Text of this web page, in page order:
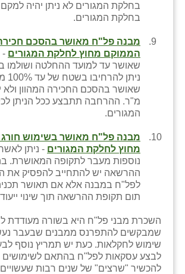
בחלקת המגורים לא ניתן יהיה
בחלקת המגורים.
מבנה פל"ח מאושר בהסכם חכירה
הממוקם מחוץ לחלקת המגורים -
שאושר עד למועד ההחלטה ושולמו
מ"ר. ההרחבה תתבצע ככל הניתן
המגורים.
מבנה פל"ח מאושר בשימוש
מחוץ לחלקת המגורים
נוספות מעבר לתקופה המאושרת.
ההרשאה יש להתחייב להפסיק את
לפל"ח במבנה אלא אם תאושר
תום תקופת ההרשאה תוך שינוי
השכרת מבני פל"ח היא בשורה מעודדת
שמבקשים להתפרנס ממבנים שבעבר
שימוש לחקלאות. כעת יש תמריץ נוסף
לבצע עסקאות לפל"ח בהתאם לשימושים
להכשיר "שרצים" של שנים רבות